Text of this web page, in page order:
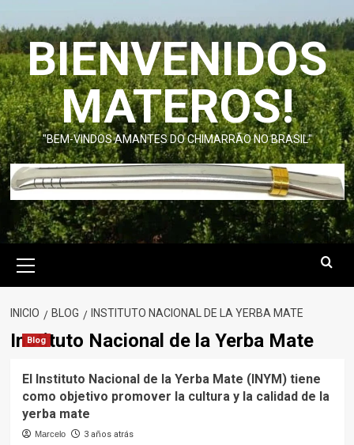
al
contenidoBIENVENIDOS
MATEROS!
"BEM-VINDOS AMANTES DO CHIMARRÃO NO BRASIL"
primario
INICIO BLOG INSTITUTO NACIONAL DE LA YERBA MATE
Instituto Nacional de la Yerba Mate
Blog
El Instituto Nacional de la Yerba Mate (INYM) tiene
como objetivo promover la cultura y la calidad de la
yerba mate
Marcelo 3 años atrás